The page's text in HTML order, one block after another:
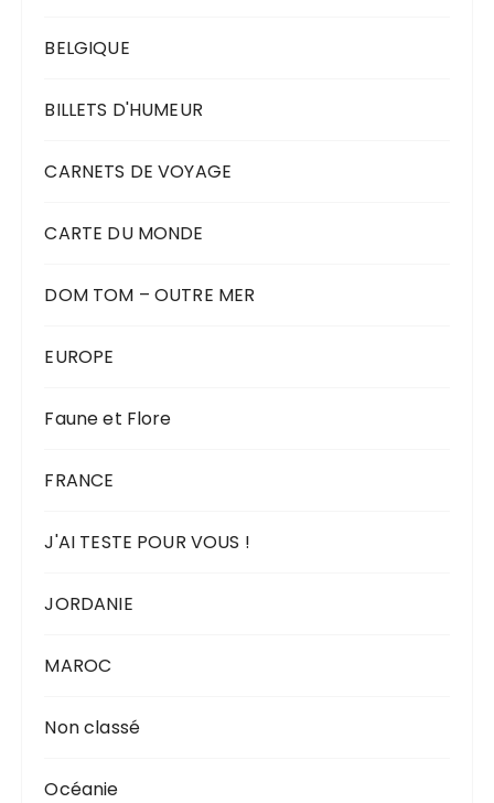
BELGIQUE
BILLETS D'HUMEUR
CARNETS DE VOYAGE
CARTE DU MONDE
DOM TOM – OUTRE MER
EUROPE
Faune et Flore
FRANCE
J'AI TESTE POUR VOUS !
JORDANIE
MAROC
Non classé
Océanie